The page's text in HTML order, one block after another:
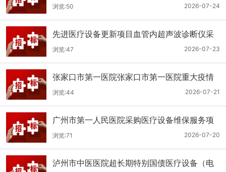
手术、急救及生命支持类医疗设备购置项目招
标公告
2026-07-24
浏览:50
先进医疗设备更新项目血管内超声波诊断仪采
购（三次）公开招标公告
2026-07-23
浏览:47
张家口市第一医院张家口市第一医院重大疫情
救治基地手术室及重症监护室医疗设备采购项
目更正公告
2026-07-21
浏览:44
广州市第一人民医院采购医疗设备维保服务项
目（2026年第1批）(二次)（项目编号：GZSY-
2026FW-06）采购更正公告
2026-07-20
浏览:71
泸州市中医医院超长期特别国债医疗设备（电